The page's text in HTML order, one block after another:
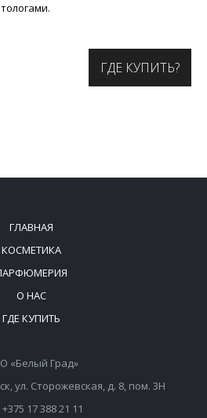
ГДЕ КУПИТЬ?
ГЛАВНАЯ
КОСМЕТИКА
О НАС
ГДЕ КУПИТЬ
«Белый Град»
ул. Сторожевская, д. 8, пом. 3Н
17 388 21 11